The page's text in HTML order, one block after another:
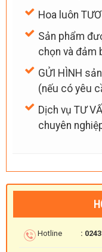
Hoa luôn
Sản phẩm
chọn và đảm
GỬI HÌNH
(nếu có yêu
Dịch vụ TƯ
chuyên
Hotline :